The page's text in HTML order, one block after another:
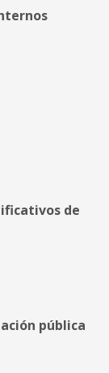
de
pública